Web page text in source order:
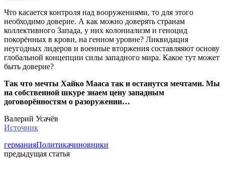
Что касается контроля над вооружениями, то для этого
необходимо доверие. А как можно доверять странам
коллективного Запада, у них колониализм и геноцид
покорённых в крови, на генном уровне? Ликвидация
неугодных лидеров и военные вторжения составляяют основу
глобальной концепции силы западного мира. Какое тут может
быть доверие?
Так что мечты Хайко Мааса так и останутся мечтами. Мы
на собственной шкуре знаем цену западным
договорённостям о разоружении…
Валерий Усачёв
Источник
германияПолитикачиновники
предыдущая статья